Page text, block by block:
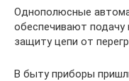
Однополюсные
обеспечивают подачу
защиту цепи от
В быту приборы